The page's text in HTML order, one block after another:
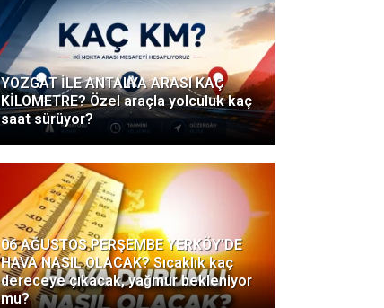
YOZGAT İLE ANTALYA ARASI KAÇ
KİLOMETRE? Özel araçla yolculuk kaç
saat sürüyor?
06 AĞUSTOS PERŞEMBE YERKÖY’DE
HAVA NASIL OLACAK? Sıcaklık kaç
dereceye çıkacak, yağmur bekleniyor
mu?